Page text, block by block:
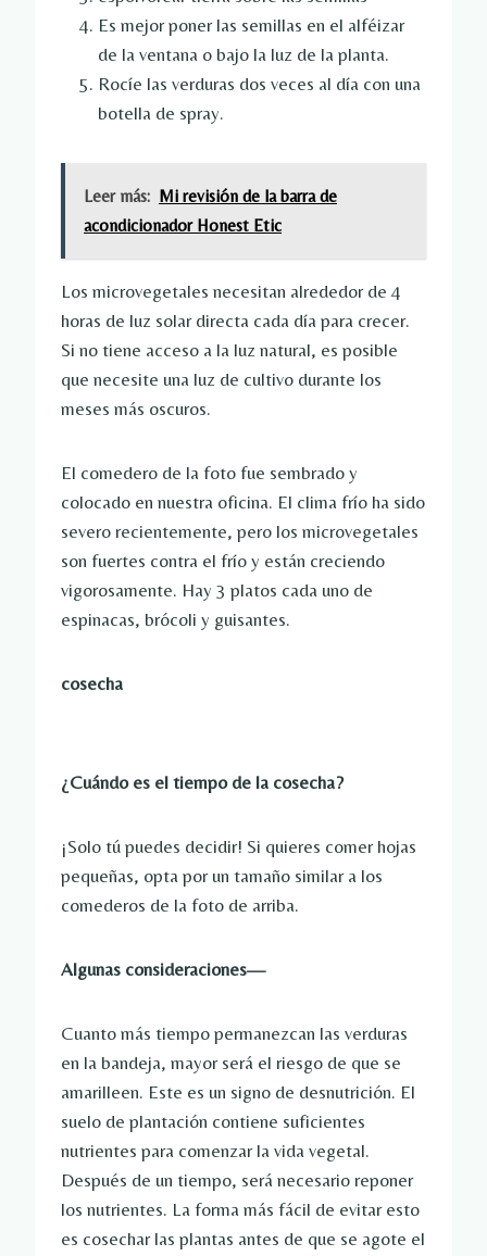
Es mejor poner las semillas en el alféizar
de la ventana o bajo la luz de la planta.
Rocíe las verduras dos veces al día con una
botella de spray.
Leer más: Mi revisión de la barra de
acondicionador Honest Etic
Los microvegetales necesitan alrededor de 4
horas de luz solar directa cada día para crecer.
Si no tiene acceso a la luz natural, es posible
que necesite una luz de cultivo durante los
meses más oscuros.
El comedero de la foto fue sembrado y
colocado en nuestra oficina. El clima frío ha sido
severo recientemente, pero los microvegetales
son fuertes contra el frío y están creciendo
vigorosamente. Hay 3 platos cada uno de
espinacas, brócoli y guisantes.
cosecha
¿Cuándo es el tiempo de la cosecha?
¡Solo tú puedes decidir! Si quieres comer hojas
pequeñas, opta por un tamaño similar a los
comederos de la foto de arriba.
Algunas consideraciones—
Cuanto más tiempo permanezcan las verduras
en la bandeja, mayor será el riesgo de que se
amarilleen. Este es un signo de desnutrición. El
suelo de plantación contiene suficientes
nutrientes para comenzar la vida vegetal.
Después de un tiempo, será necesario reponer
los nutrientes. La forma más fácil de evitar esto
es cosechar las plantas antes de que se agote el